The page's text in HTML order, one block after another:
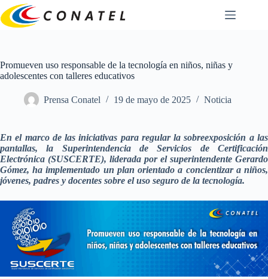
Saltar
al
contenido
Promueven uso responsable de la tecnología en niños, niñas y
adolescentes con talleres educativos
Prensa Conatel 19 de mayo de 2025 Noticia
En el marco de las iniciativas para regular la sobreexposición a las
pantallas, la Superintendencia de Servicios de Certificación
Electrónica (SUSCERTE), liderada por el superintendente Gerardo
Gómez, ha implementado un plan orientado a concientizar a niños,
jóvenes, padres y docentes sobre el uso seguro de la tecnología.